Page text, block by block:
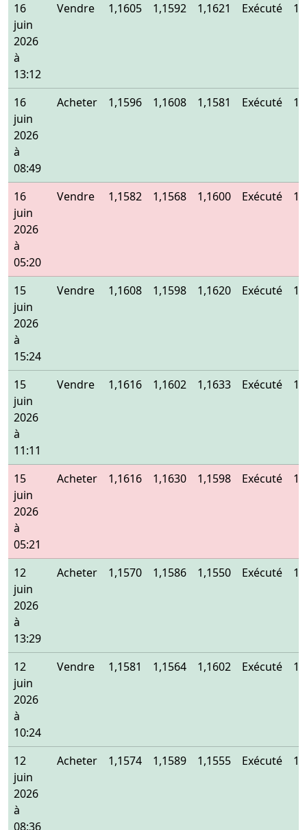
16
juin
2026
à
13:12
Vendre 1,1605 1,1592 1,1621 Exécuté
16
juin
2026
à
08:49
Acheter 1,1596 1,1608 1,1581 Exécuté
16
juin
2026
à
05:20
Vendre 1,1582 1,1568 1,1600 Exécuté
15
juin
2026
à
15:24
Vendre 1,1608 1,1598 1,1620 Exécuté
15
juin
2026
à
11:11
Vendre 1,1616 1,1602 1,1633 Exécuté
15
juin
2026
à
05:21
Acheter 1,1616 1,1630 1,1598 Exécuté
12
juin
2026
à
13:29
Acheter 1,1570 1,1586 1,1550 Exécuté
12
juin
2026
à
10:24
Vendre 1,1581 1,1564 1,1602 Exécuté
12
juin
2026
à
08:36
Acheter 1,1574 1,1589 1,1555 Exécuté